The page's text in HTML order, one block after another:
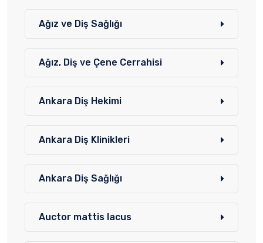
Ağız ve Diş Sağlığı
Ağız, Diş ve Çene Cerrahisi
Ankara Diş Hekimi
Ankara Diş Klinikleri
Ankara Diş Sağlığı
Auctor mattis lacus